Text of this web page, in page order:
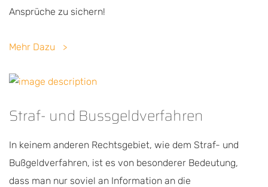
Ansprüche zu sichern!
Mehr Dazu
Straf- und Bussgeldverfahren
In keinem anderen Rechtsgebiet, wie dem Straf- und
Bußgeldverfahren, ist es von besonderer Bedeutung,
dass man nur soviel an Information an die